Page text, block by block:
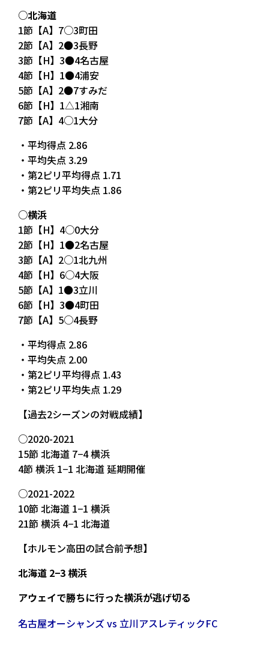
○北海道
1節【A】7○3町田
2節【A】2●3長野
3節【H】3●4名古屋
4節【H】1●4浦安
5節【A】2●7すみだ
6節【H】1△1湘南
7節【A】4○1大分
・平均得点 2.86
・平均失点 3.29
・第2ピリ平均得点 1.71
・第2ピリ平均失点 1.86
○横浜
1節【H】4○0大分
2節【H】1●2名古屋
3節【A】2○1北九州
4節【H】6○4大阪
5節【A】1●3立川
6節【H】3●4町田
7節【A】5○4長野
・平均得点 2.86
・平均失点 2.00
・第2ピリ平均得点 1.43
・第2ピリ平均失点 1.29
【過去2シーズンの対戦成績】
○2020-2021
15節 北海道 7−4 横浜
4節 横浜 1−1 北海道 延期開催
○2021-2022
10節 北海道 1−1 横浜
21節 横浜 4−1 北海道
【ホルモン高田の試合前予想】
北海道 2−3 横浜
アウェイで勝ちに行った横浜が逃げ切る
名古屋オーシャンズ vs 立川アスレティックFC